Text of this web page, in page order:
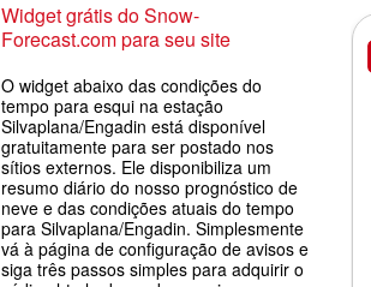
Widget grátis do Snow-
Forecast.com para seu site
O widget abaixo das condições do
tempo para esqui na estação
Silvaplana/Engadin está disponível
gratuitamente para ser postado nos
sítios externos. Ele disponibiliza um
resumo diário do nosso prognóstico de
neve e das condições atuais do tempo
para Silvaplana/Engadin. Simplesmente
vá à página de configuração de avisos e
siga três passos simples para adquirir o